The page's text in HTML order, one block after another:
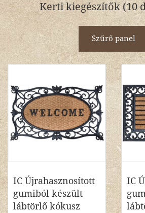
Kerti kiegészítők (10
Szűrő panel
IC Újrahasznosított
gumiból készült
lábtörlő kókusz
IC